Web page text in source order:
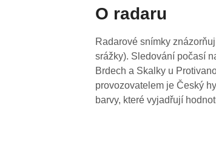
O radaru
Radarové snímky
srážky). Sledování počasí
Brdech a Skalky u
provozovatelem je Český
barvy, které vyjadřují